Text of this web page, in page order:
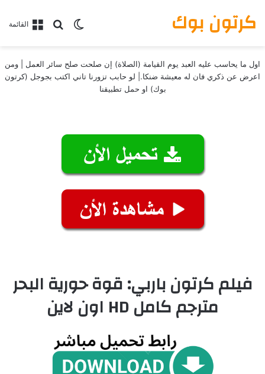
القائمةبحث عن
الوضع المظلم كرتون بوك
اول ما يحاسب عليه العبد يوم القيامة (الصلاة) إن صلحت صلح سائر العمل | ومن
اعرض عن ذكري فان له معيشة ضنكا.| لو حابب تزورنا تاني اكتب بجوجل (كرتون
بوك) او حمل تطبيقنا
فيلم كرتون باربي: قوة حورية البحر
مترجم كامل HD اون لاين